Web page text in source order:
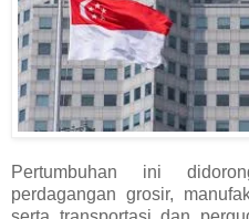
Pertumbuhan ini
perdagangan grosir,